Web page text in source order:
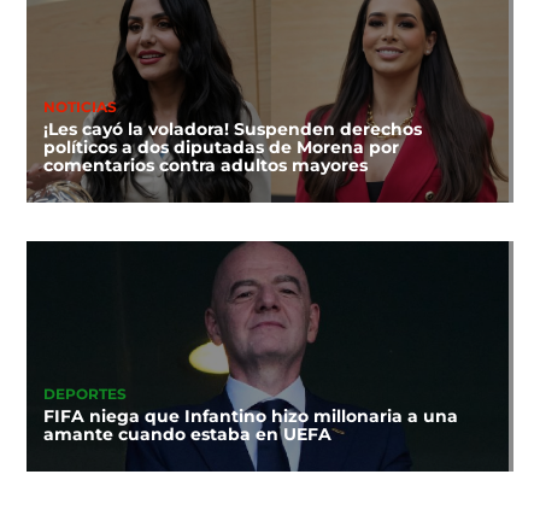
NOTICIAS
¡Les cayó la voladora! Suspenden derechos
políticos a dos diputadas de Morena por
comentarios contra adultos mayores
DEPORTES
FIFA niega que Infantino hizo millonaria a una
amante cuando estaba en UEFA